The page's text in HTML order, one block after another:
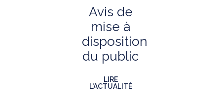
Avis de
mise à
disposition
du public
LIRE
L'ACTUALITÉ